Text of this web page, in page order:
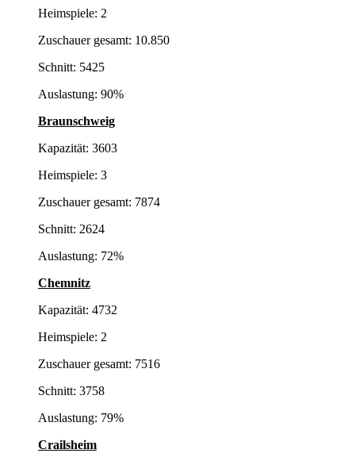
Heimspiele: 2
Zuschauer gesamt: 10.850
Schnitt: 5425
Auslastung: 90%
Braunschweig
Kapazität: 3603
Heimspiele: 3
Zuschauer gesamt: 7874
Schnitt: 2624
Auslastung: 72%
Chemnitz
Kapazität: 4732
Heimspiele: 2
Zuschauer gesamt: 7516
Schnitt: 3758
Auslastung: 79%
Crailsheim